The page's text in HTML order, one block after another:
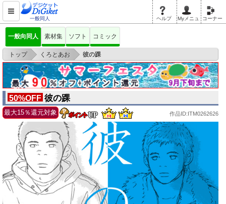
一般同人 ヘルプ Myメニュ コーナー
一般向同人 素材集 ソフト コミック
トップ > くろとあお > 彼の踝
50%OFF 彼の踝
最大15％還元対象 作品ID:ITM0262626